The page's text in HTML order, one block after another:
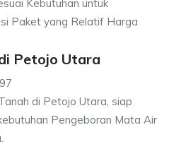
Kebutuhan untuk
Paket yang Relatif Harga
Petojo Utara
di Petojo Utara, siap
Pengeboran Mata Air